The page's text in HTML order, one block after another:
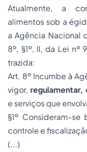
Atualmente, a
alimentos sob a
a Agência Nacional
8º, §1º, II, da Lei
trazida:
Art. 8º Incumbe à
vigor, regulamentar,
e serviços que
§1º Consideram-
controle e
(...)